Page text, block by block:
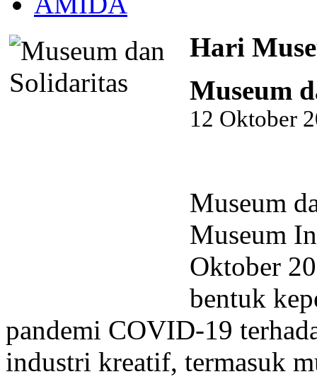
Hari
Museum
12 Oktober
Museum
Museum
Oktober
bentuk
pandemi COVID-19
industri kreatif, termasuk